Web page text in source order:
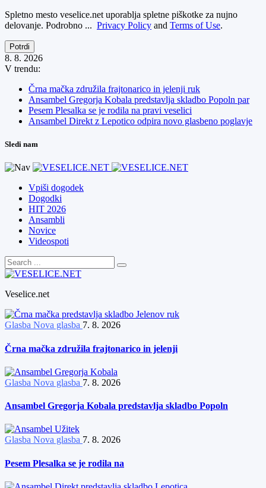
Spletno mesto veselice.net uporablja spletne piškotke za nujno
delovanje. Podrobno ... Privacy Policy and Terms of Use.
Potrdi
8. 8. 2026
V trendu:
Črna mačka združila frajtonarico in jelenji ruk
Ansambel Gregorja Kobala predstavlja skladbo Popoln par
Pesem Plesalka se je rodila na pravi veselici
Ansambel Direkt z Lepotico odpira novo glasbeno poglavje
Sledi nam
Vpiši dogodek
Dogodki
HIT 2026
Ansambli
Novice
Videospoti
Veselice.net
Glasba Nova glasba 7. 8. 2026
Črna mačka združila frajtonarico in jelenji
Glasba Nova glasba 7. 8. 2026
Ansambel Gregorja Kobala predstavlja skladbo Popoln
Glasba Nova glasba 7. 8. 2026
Pesem Plesalka se je rodila na